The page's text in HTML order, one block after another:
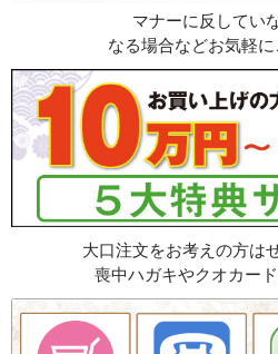
マナーに反してい
なる場合などお気軽に
大口注文をお考えの方は
喪中ハガキやクオカー